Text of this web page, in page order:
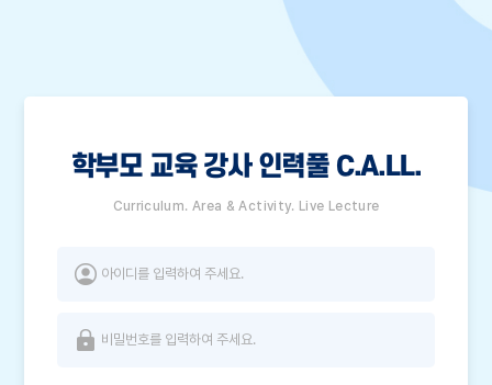
학부모 교육 강사 인력풀 C.A.LL.
Curriculum. Area & Activity. Live Lecture